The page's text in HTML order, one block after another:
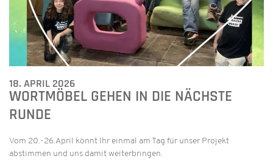
18. APRIL 2026
WORTMÖBEL GEHEN IN DIE NÄCHSTE
RUNDE
Vom 20.-26.April könnt Ihr einmal am Tag für unser Projekt
abstimmen und uns damit weiterbringen.